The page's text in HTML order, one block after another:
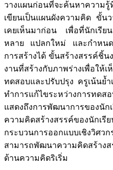
วางแผนก่อนที่จะค้นหาความ
เขียนเป็นแผนผังความคิด ขั้น
เคยเห็นมาก่อน เพื่อที่นักเรีย
หลาย แปลกใหม่ และกำหนด
การสร้างได้ ขั้นสร้างสรรค์ชิ้น
งานที่สร้างกับภาพร่างเพื่อใ
ทดสอบและปรับปรุง ครูเน้นย้ำ
ทำการแก้ไขระหว่างการทด
แสดงถึงการพัฒนาการของ
ความคิดสร้างสรรค์ของนักเรี
กระบวนการออกแบบเชิงวิศว
สามารถพัฒนาความคิดสร้าง
ด้านความคิดริเริ่ม